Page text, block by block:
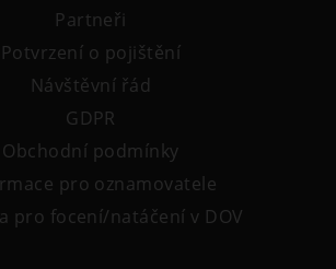
Partneři
Potvrzení o pojištění
Návštěvní řád
GDPR
Obchodní podmínky
pro oznamovatele
pro focení/natáčení v DOV